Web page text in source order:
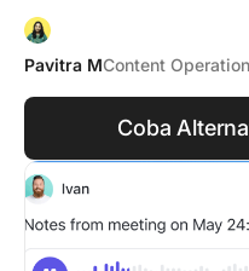
Pavitra MContent
Coba